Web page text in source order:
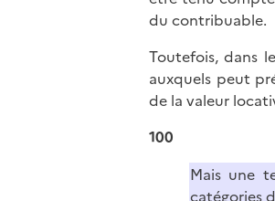
du contribuable.
Toutefois, dans
auxquels peut
de la valeur
100
Mais une
catégories